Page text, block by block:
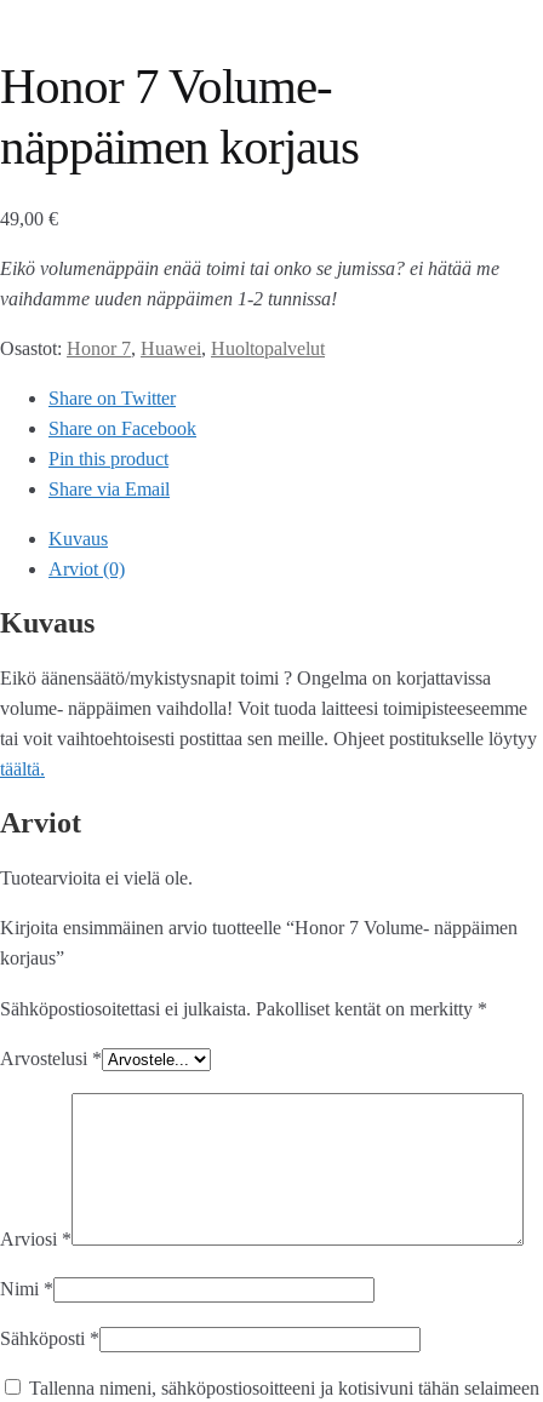
Honor 7 Volume-
näppäimen korjaus
49,00 €
Eikö volumenäppäin enää toimi tai onko se jumissa? ei hätää me
vaihdamme uuden näppäimen 1-2 tunnissa!
Osastot: Honor 7, Huawei, Huoltopalvelut
Share on Twitter
Share on Facebook
Pin this product
Share via Email
Kuvaus
Arviot (0)
Kuvaus
Eikö äänensäätö/mykistysnapit toimi ? Ongelma on korjattavissa
volume- näppäimen vaihdolla! Voit tuoda laitteesi toimipisteeseemme
tai voit vaihtoehtoisesti postittaa sen meille. Ohjeet postitukselle löytyy
täältä.
Arviot
Tuotearvioita ei vielä ole.
Kirjoita ensimmäinen arvio tuotteelle “Honor 7 Volume- näppäimen
korjaus”
Sähköpostiosoitettasi ei julkaista. Pakolliset kentät on merkitty *
Arvostelusi *
Arviosi *
Nimi *
Sähköposti *
Tallenna nimeni, sähköpostiosoitteeni ja kotisivuni tähän selaimeen